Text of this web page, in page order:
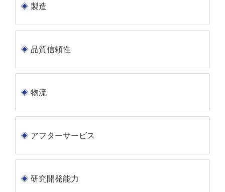
製造
品質信頼性
物流
アフターサービス
研究開発能力